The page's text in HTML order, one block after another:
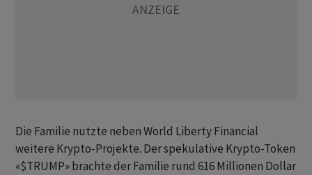
Die Familie nutzte neben World Liberty Financial
weitere Krypto-Projekte. Der spekulative ​Krypto-Token
«$TRUMP» brachte der Familie rund 616 Millionen Dollar